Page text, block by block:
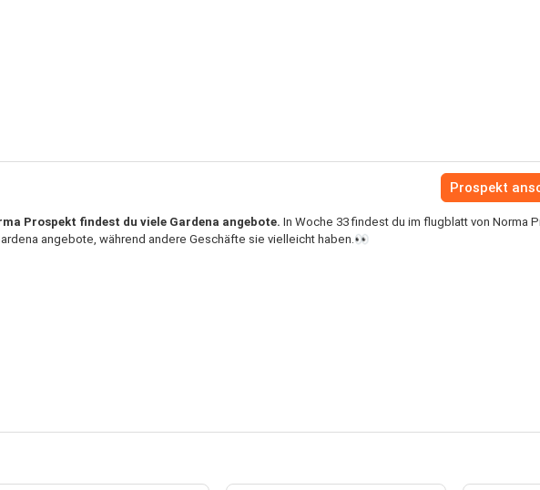
Prospekt
Prospekt findest du viele Gardena angebote. In Woche 33 findest du im flugblatt von Norma
angebote, während andere Geschäfte sie vielleicht haben.👀